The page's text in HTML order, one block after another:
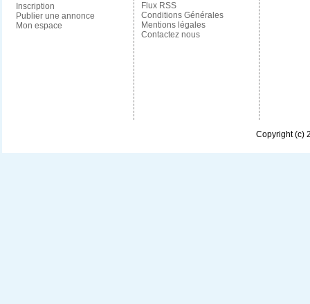
Inscription
Publier une annonce
Mon espace
Flux RSS
Conditions Générales
Mentions légales
Contactez nous
Copyright (c)